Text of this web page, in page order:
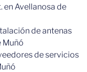
en Avellanosa de
de antenas
Muñó
de servicios